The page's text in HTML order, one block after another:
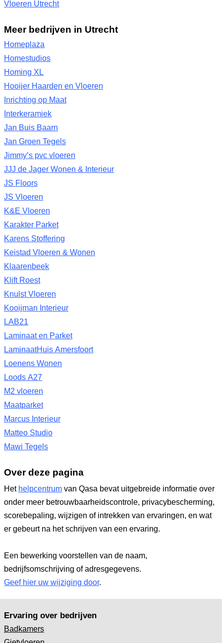
Vloeren Utrecht
Meer bedrijven in Utrecht
Homeplaza
Homestudios
Homing XL
Hooijer Haarden en Vloeren
Inrichting op Maat
Interkeramiek
Jan Buis Baarn
Jan Groen Tegels
Jimmy’s pvc vloeren
JJJ de Jager Wonen & Interieur
JS Floors
JS Vloeren
K&E Vloeren
Karakter Parket
Karens Stoffering
Keistad Vloeren & Wonen
Klaarenbeek
Klift Roest
Knulst Vloeren
Kooijman Interieur
LAB21
Laminaat en Parket
LaminaatHuis Amersfoort
Loenens Wonen
Loods A27
M2 vloeren
Maatparket
Marcus Interieur
Matteo Studio
Mawi Tegels
Over deze pagina
Het helpcentrum van Qasa bevat uitgebreide informatie over
onder meer betrouwbaarheidscontrole, privacybescherming,
scorebepaling, wijzigen of intrekken van ervaringen, en wat
er gebeurt na het schrijven van een ervaring.
Een bewerking voorstellen van de naam,
bedrijfsomschrijving of adresgegevens.
Geef hier uw wijziging door.
Ervaring over bedrijven
Badkamers